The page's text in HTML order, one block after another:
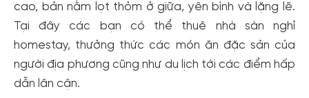
cao, bản nằm lọt thỏm ở giữa, yên bình và lặng lẽ.
Tại đây các bạn có thể thuê nhà sàn nghỉ
homestay, thưởng thức các món ăn đặc sản của
người địa phương cũng như du lịch tới các điểm hấp
dẫn lân cận.